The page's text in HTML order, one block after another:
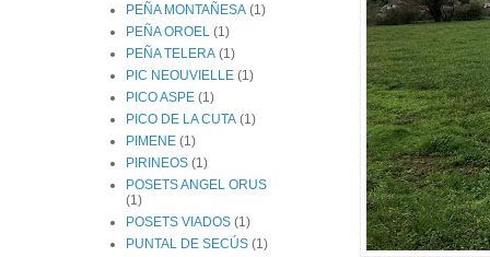
PEÑA MONTAÑESA (1)
PEÑA OROEL (1)
PEÑA TELERA (1)
PIC NEOUVIELLE (1)
PICO ASPE (1)
PICO DE LA CUTA (1)
PIMENE (1)
PIRINEOS (1)
POSETS ANGEL ORUS
(1)
POSETS VIADOS (1)
PUNTAL DE SECÚS (1)